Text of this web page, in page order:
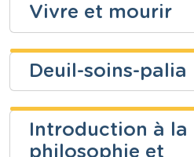
Vivre et mourir
catherine
lenaerts
Niveau
Secondaire
Religion catholique
Deuil-soins-palia
Niveau
Introduction à la
philosophie et